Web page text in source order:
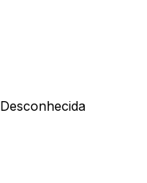
Desconhecida